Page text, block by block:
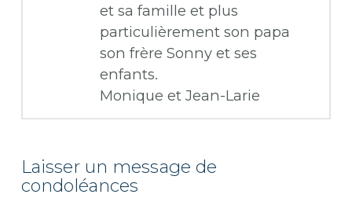
et sa famille et plus
particulièrement son papa
son frère Sonny et ses
enfants.
Monique et Jean-Larie
Laisser un message de
condoléances